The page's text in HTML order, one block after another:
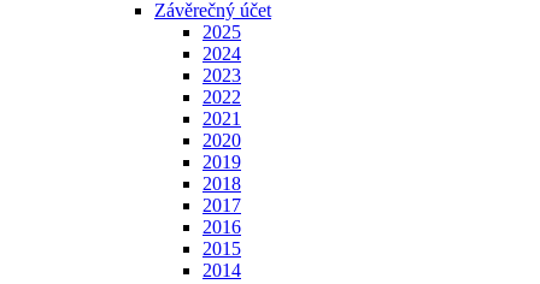
Závěrečný účet
2025
2024
2023
2022
2021
2020
2019
2018
2017
2016
2015
2014